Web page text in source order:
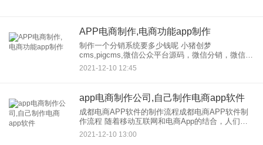
APP电商制作,电商功能app制作
制作一个分销系统要多少钱呢 小猪创梦
cms,pigcms,微信公众平台源码，微信分销，微信开
发，微信o2o源码，微信营销，小程序开发 小猪创梦
CMS官方站目前分销体系的市场比较活跃，分销体
2021-12-10 12:45
app电商制作公司,自己制作电商app软件
成都电商APP软件的制作流程成都电商APP软件制
作流程 随着移动互联网和电商App的结合，人们足
不出户就能享受网购，于是越来越多的企业人加入
到电商App软件制作的浪潮中来然而，很多企业人对
2021-12-10 13:00